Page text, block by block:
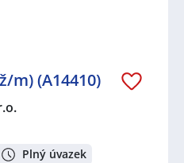
m) (A14410)
Plný úvazek